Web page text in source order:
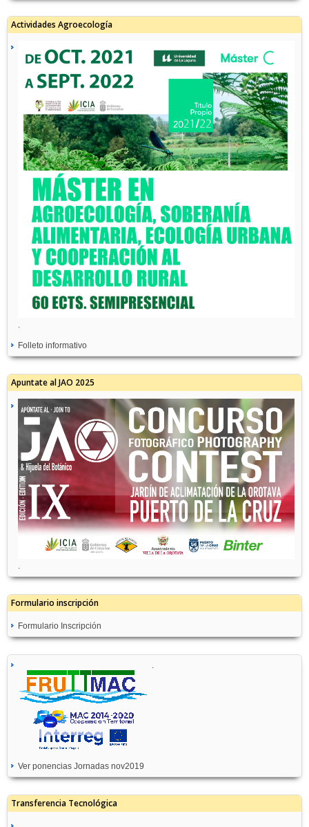
Actividades Agroecología
.
Folleto informativo
Apuntate al JAO 2025
Formulario inscripción
Formulario Inscripción
Ver ponencias Jornadas nov2019
Transferencia Tecnológica